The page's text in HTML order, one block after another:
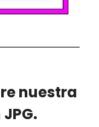
nuestra